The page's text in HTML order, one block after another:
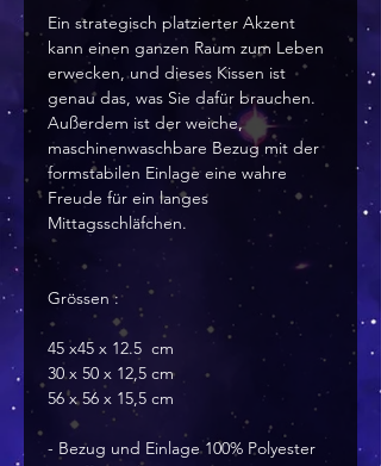
Ein strategisch platzierter Akzent
kann einen ganzen Raum zum Leben
erwecken, und dieses Kissen ist
genau das, was Sie dafür brauchen.
Außerdem ist der weiche,
maschinenwaschbare Bezug mit der
formstabilen Einlage eine wahre
Freude für ein langes
Mittagsschläfchen.
Grössen :
45 x45 x 12.5  cm
30 x 50 x 12,5 cm
56 x 56 x 15,5 cm
- Bezug und Einlage 100% Polyester